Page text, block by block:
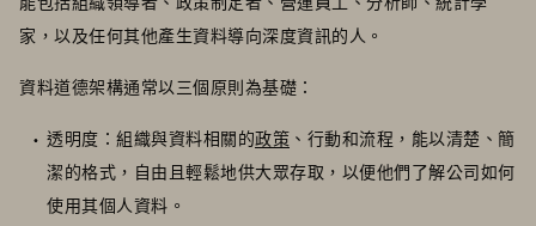
家，以及任何其他產生資料導向深度資訊的人。
資料道德架構通常以三個原則為基礎：
透明度：組織與資料相關的政策 、行動和流程，能以清楚、簡
潔的格式，自由且輕鬆地供大眾存取，以便他們了解公司如何
使用其個人資料。